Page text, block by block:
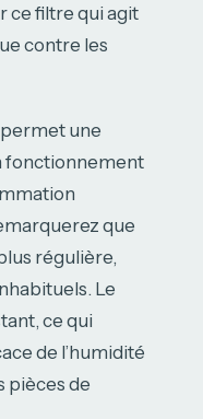
ce filtre qui agit
contre les
une
fonctionnement
que
régulière,
Le
ce qui
de l’humidité
pièces de